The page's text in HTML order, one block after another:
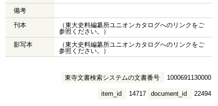
備考
刊本
（東大史料編纂所ユニオンカタログへのリンクをご
参照ください。）
影写本
（東大史料編纂所ユニオンカタログへのリンクをご
参照ください。）
東寺文書検索システムの文書番号 1000691130000
document_id 22494
item_id 14717